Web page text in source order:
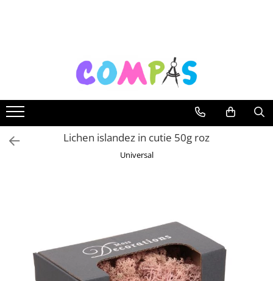
Noutăți Librăria Compas
Souvenir România
Rechizite școlare
Instrumente de scris
Stilouri școlare
Creioane cerate
Carioci
Radiere
Lichen islandez in cutie 50g roz
Universal